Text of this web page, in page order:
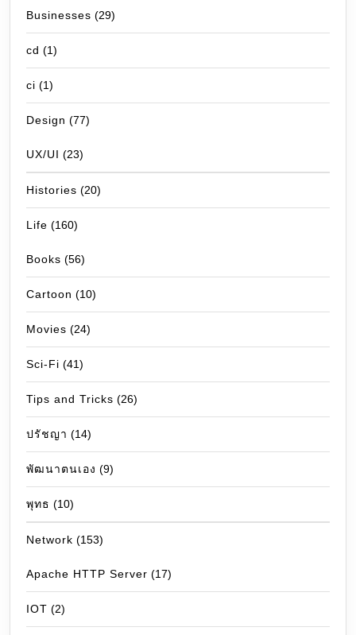
Businesses (29)
cd (1)
ci (1)
Design (77)
UX/UI (23)
Histories (20)
Life (160)
Books (56)
Cartoon (10)
Movies (24)
Sci-Fi (41)
Tips and Tricks (26)
ปรัชญา (14)
พัฒนาตนเอง (9)
พุทธ (10)
Network (153)
Apache HTTP Server (17)
IOT (2)